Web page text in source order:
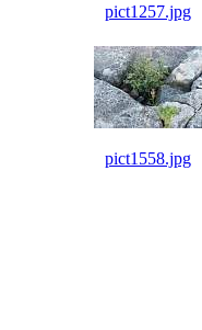
pict1257.jpg
pict1558.jpg